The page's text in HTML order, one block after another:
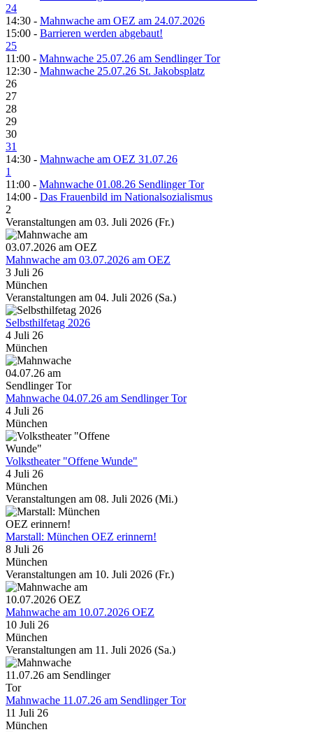
24
14:30 - Mahnwache am OEZ am 24.07.2026
15:00 - Barrieren werden abgebaut!
25
11:00 - Mahnwache 25.07.26 am Sendlinger Tor
12:30 - Mahnwache 25.07.26 St. Jakobsplatz
26
27
28
29
30
31
14:30 - Mahnwache am OEZ 31.07.26
1
11:00 - Mahnwache 01.08.26 Sendlinger Tor
14:00 - Das Frauenbild im Nationalsozialismus
2
Veranstaltungen am 03. Juli 2026 (Fr.)
Mahnwache am 03.07.2026 am OEZ
3 Juli 26
München
Veranstaltungen am 04. Juli 2026 (Sa.)
Selbsthilfetag 2026
4 Juli 26
München
Mahnwache 04.07.26 am Sendlinger Tor
4 Juli 26
München
Volkstheater "Offene Wunde"
4 Juli 26
München
Veranstaltungen am 08. Juli 2026 (Mi.)
Marstall: München OEZ erinnern!
8 Juli 26
München
Veranstaltungen am 10. Juli 2026 (Fr.)
Mahnwache am 10.07.2026 OEZ
10 Juli 26
München
Veranstaltungen am 11. Juli 2026 (Sa.)
Mahnwache 11.07.26 am Sendlinger Tor
11 Juli 26
München